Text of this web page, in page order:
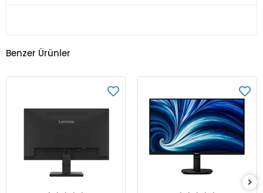
Benzer Ürünler